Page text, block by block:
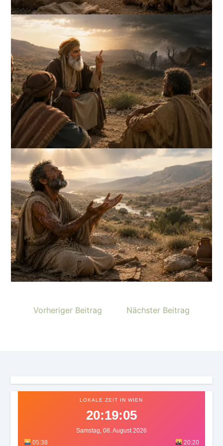
Vorheriger Beitrag Nächster Beitrag
LOKALE ZEIT IN WIEN
20:19:08
Samstag, 08. August 2026
05:38
20:20